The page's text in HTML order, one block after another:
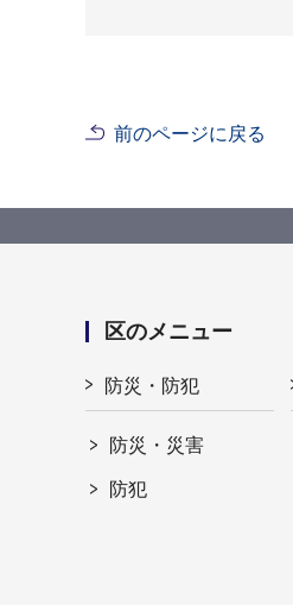
前のページに戻る
区のメニュー
防災・防犯
防災・災害
防犯